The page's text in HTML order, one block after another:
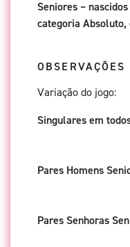
Seniores –
categoria Absoluto,
OBSERVAÇÕES
Variação do jogo:
Singulares em
Pares Homens
Pares Senhoras